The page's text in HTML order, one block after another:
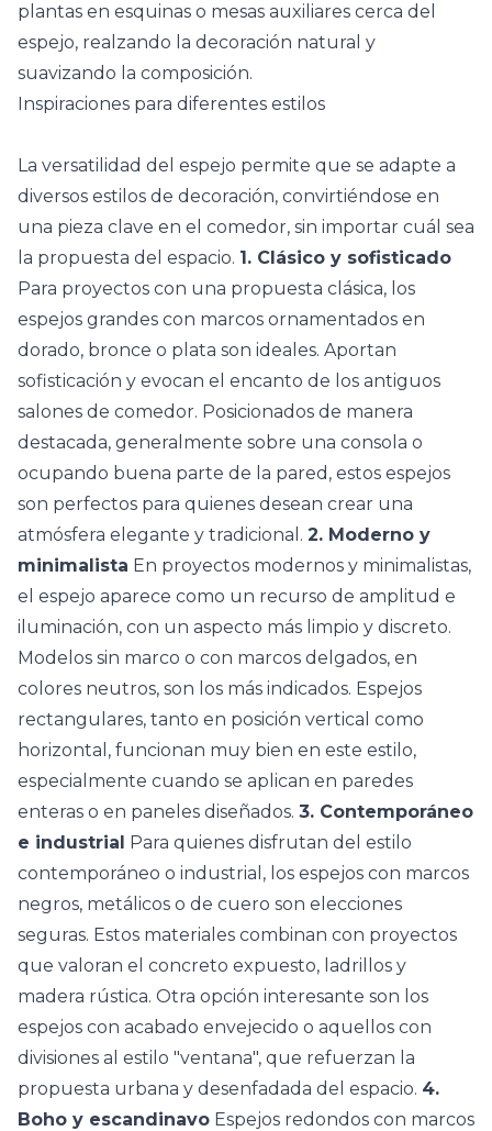
plantas en esquinas o mesas auxiliares cerca del
espejo, realzando la decoración natural y
suavizando la composición.
Inspiraciones para diferentes estilos
La versatilidad del espejo permite que se adapte a
diversos estilos de decoración, convirtiéndose en
una pieza clave en el comedor, sin importar cuál sea
la propuesta del espacio. 1. Clásico y sofisticado
Para proyectos con una propuesta clásica, los
espejos grandes con marcos ornamentados en
dorado, bronce o plata son ideales. Aportan
sofisticación y evocan el encanto de los antiguos
salones de comedor. Posicionados de manera
destacada, generalmente sobre una consola o
ocupando buena parte de la pared, estos espejos
son perfectos para quienes desean crear una
atmósfera elegante y tradicional. 2. Moderno y
minimalista En proyectos modernos y minimalistas,
el espejo aparece como un recurso de amplitud e
iluminación, con un aspecto más limpio y discreto.
Modelos sin marco o con marcos delgados, en
colores neutros, son los más indicados. Espejos
rectangulares, tanto en posición vertical como
horizontal, funcionan muy bien en este estilo,
especialmente cuando se aplican en paredes
enteras o en paneles diseñados. 3. Contemporáneo
e industrial Para quienes disfrutan del estilo
contemporáneo o industrial, los espejos con marcos
negros, metálicos o de cuero son elecciones
seguras. Estos materiales combinan con proyectos
que valoran el concreto expuesto, ladrillos y
madera rústica. Otra opción interesante son los
espejos con acabado envejecido o aquellos con
divisiones al estilo "ventana", que refuerzan la
propuesta urbana y desenfadada del espacio. 4.
Boho y escandinavo Espejos redondos con marcos